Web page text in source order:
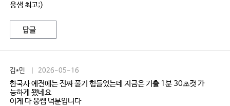
웅샘 최고;)
답글
김*민 | 2026-05-16
한국사 예전에는 진짜 풀기 힘들었는데 지금은 기출 1분 30초컷 가
능하게 됐네요
이게 다 웅쌤 덕분입니다